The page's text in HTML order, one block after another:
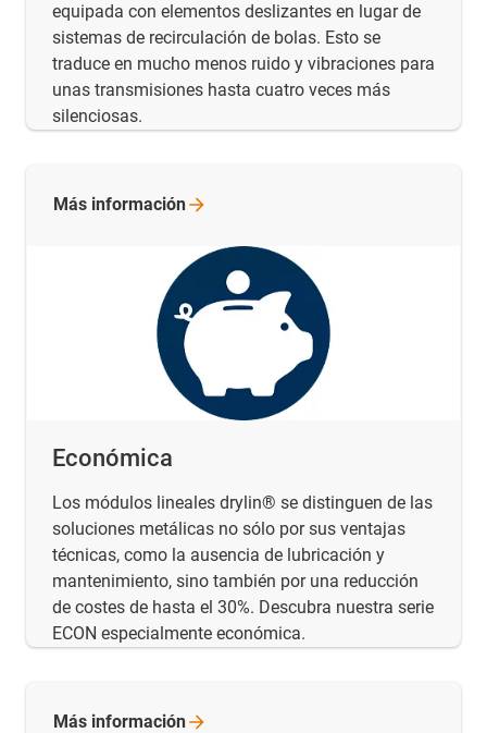
equipada con elementos deslizantes en lugar de
sistemas de recirculación de bolas. Esto se
traduce en mucho menos ruido y vibraciones para
unas transmisiones hasta cuatro veces más
silenciosas.
Económica
Los módulos lineales drylin® se distinguen de las
soluciones metálicas no sólo por sus ventajas
técnicas, como la ausencia de lubricación y
mantenimiento, sino también por una reducción
de costes de hasta el 30%. Descubra nuestra serie
ECON especialmente económica.
Más información
Más información